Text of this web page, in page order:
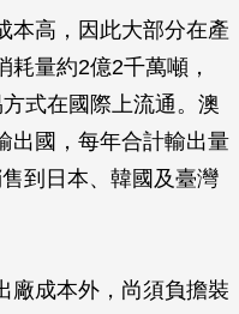
本高，因此大部分在產
量約2億2千萬噸，
式在國際上流通。澳
出國，每年合計輸出量
到日本、韓國及臺灣
廠成本外，尚須負擔裝